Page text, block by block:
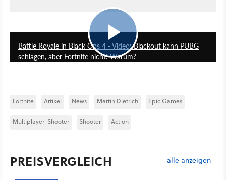
Battle Royale in Black Ops 4 - Video: Blackout kann PUBG
schlagen, aber Fortnite nicht! Warum?
Fortnite Artikel News Martin Dietrich Epic Games
Multiplayer-Shooter Shooter Action
PREISVERGLEICH alle anzeigen